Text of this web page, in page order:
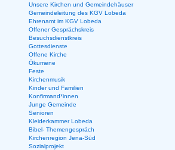
Unsere Kirchen und Gemeindehäuser
Gemeindeleitung des KGV Lobeda
Ehrenamt im KGV Lobeda
Offener Gesprächskreis
Besuchsdienstkreis
Gottesdienste
Offene Kirche
Ökumene
Feste
Kirchenmusik
Kinder und Familien
Konfirmand*innen
Junge Gemeinde
Senioren
Kleiderkammer Lobeda
Bibel- Themengespräch
Kirchenregion Jena-Süd
Sozialprojekt